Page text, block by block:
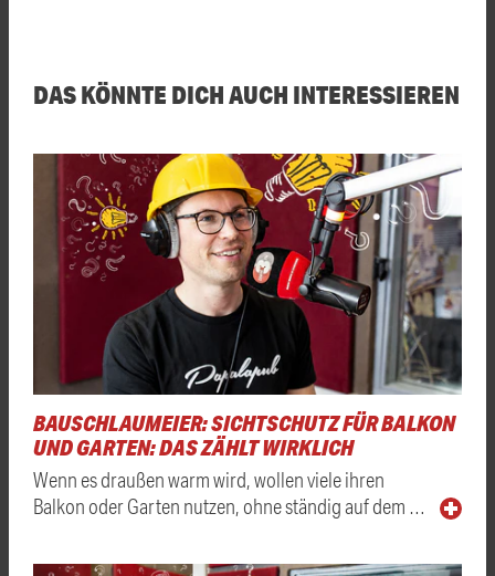
DAS KÖNNTE DICH AUCH INTERESSIEREN
BAUSCHLAUMEIER: SICHTSCHUTZ FÜR BALKON
UND GARTEN: DAS ZÄHLT WIRKLICH
Wenn es draußen warm wird, wollen viele ihren
Balkon oder Garten nutzen, ohne ständig auf dem …